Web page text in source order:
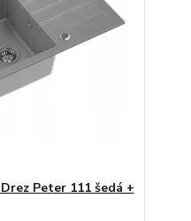
Peter 111 šedá +